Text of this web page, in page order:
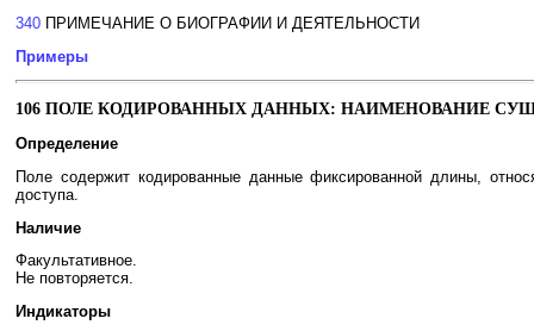
340 ПРИМЕЧАНИЕ О БИОГРАФИИ И ДЕЯТЕЛЬНОСТИ
Примеры
106 ПОЛЕ КОДИРОВАННЫХ ДАННЫХ: НАИМЕНОВАНИЕ
Определение
Поле содержит кодированные данные фиксированной длины,
доступа.
Наличие
Факультативное.
Не повторяется.
Индикаторы